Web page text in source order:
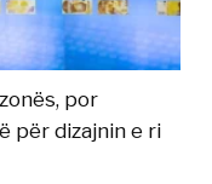
por
për dizajnin e ri